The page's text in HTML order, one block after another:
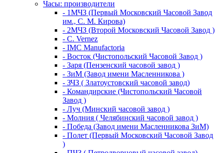
Часы: производители
- 1МЧЗ (Первый Московский Часовой Завод
им., С. М. Кирова)
- 2МЧЗ (Второй Московский Часовой Завод )
- C. Vernez
- IMC Manufactoria
- Восток (Чистопольский Часовой Завод )
- Заря (Пензенский часовой завод )
- ЗиМ (Завод имени Масленникова )
- ЗЧЗ ( Златоустовский часовой завод)
- Командирские (Чистопольский Часовой
Завод )
- Луч (Минский часовой завод )
- Молния ( Челябинский часовой завод )
- Победа (Завод имени Масленникова ЗиМ)
- Полет (Первый Московский Часовой Завод
)